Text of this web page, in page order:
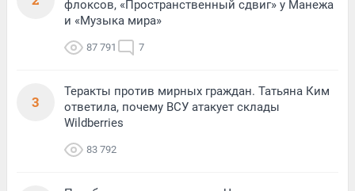
флоксов, «Пространственный сдвиг» у Манежа
и «Музыка мира»
87 791 7
3
Теракты против мирных граждан. Татьяна Ким
ответила, почему ВСУ атакует склады
Wildberries
83 792